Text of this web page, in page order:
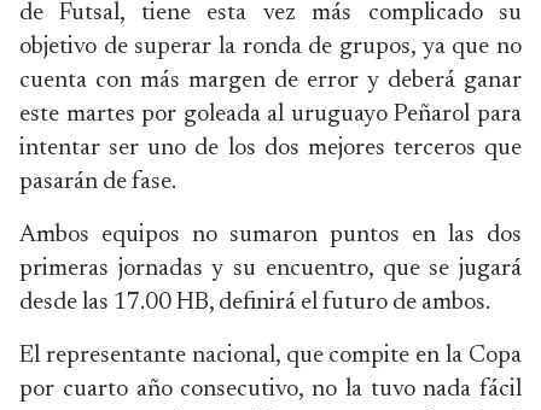
de Futsal, tiene esta vez más complicado su
objetivo de superar la ronda de grupos, ya que no
cuenta con más margen de error y deberá ganar
este martes por goleada al uruguayo Peñarol para
intentar ser uno de los dos mejores terceros que
pasarán de fase.
Ambos equipos no sumaron puntos en las dos
primeras jornadas y su encuentro, que se jugará
desde las 17.00 HB, definirá el futuro de ambos.
El representante nacional, que compite en la Copa
por cuarto año consecutivo, no la tuvo nada fácil